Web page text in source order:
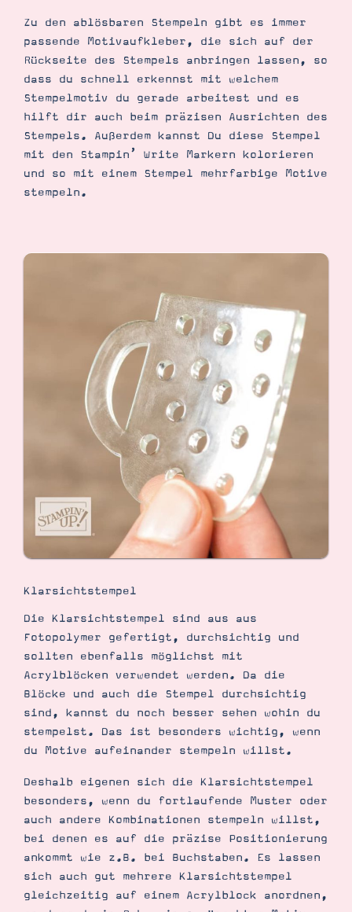
Zu den ablösbaren Stempeln gibt es immer
passende Motivaufkleber, die sich auf der
Rückseite des Stempels anbringen lassen, so
dass du schnell erkennst mit welchem
Stempelmotiv du gerade arbeitest und es
hilft dir auch beim präzisen Ausrichten des
Stempels. Außerdem kannst Du diese Stempel
mit den Stampin’ Write Markern kolorieren
und so mit einem Stempel mehrfarbige Motive
stempeln.
Klarsichtstempel
Die Klarsichtstempel sind aus aus
Fotopolymer gefertigt, durchsichtig und
sollten ebenfalls möglichst mit
Acrylblöcken verwendet werden. Da die
Blöcke und auch die Stempel durchsichtig
sind, kannst du noch besser sehen wohin du
stempelst. Das ist besonders wichtig, wenn
du Motive aufeinander stempeln willst.
Deshalb eigenen sich die Klarsichtstempel
besonders, wenn du fortlaufende Muster oder
auch andere Kombinationen stempeln willst,
bei denen es auf die präzise Positionierung
ankommt wie z.B. bei Buchstaben. Es lassen
sich auch gut mehrere Klarsichtstempel
gleichzeitig auf einem Acrylblock anordnen,